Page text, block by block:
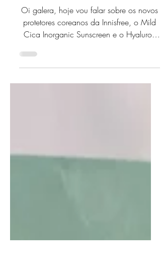
HYALURON
MOISTURE
Oi galera, hoje vou falar sobre os novos
Moisture...